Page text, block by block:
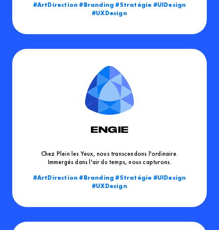
ArtDirection
Branding Stratégie
UIDesign
UXDesign
ENGIE
Chez Plein les Yeux, nous transcendons l'ordinaire.
Immergés dans l'air du temps, nous capturons.
ArtDirection
Branding Stratégie
UIDesign
UXDesign